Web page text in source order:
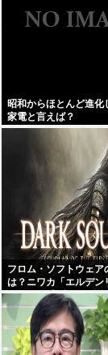
昭和からほとんど進化
家電と言えば？
フロム・ソフトウェア
は？ニワカ「エルデン
レステ厨「ブラボ」逆
ソ2」玄人ワイ「…」